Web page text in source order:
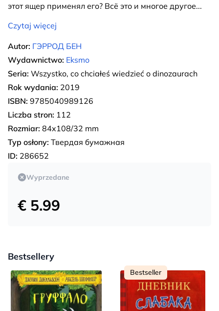
этот ящер применял его? Всё это и многое другое...
Czytaj więcej
Autor: ГЭРРОД БЕН
Wydawnictwo: Eksmo
Seria: Wszystko, co chciałeś wiedzieć o dinozaurach
Rok wydania: 2019
ISBN: 9785040989126
Liczba stron: 112
Rozmiar: 84x108/32 mm
Typ osłony: Твердая бумажная
ID: 286652
Wyprzedane
€ 5.99
Bestsellery
Bestseller